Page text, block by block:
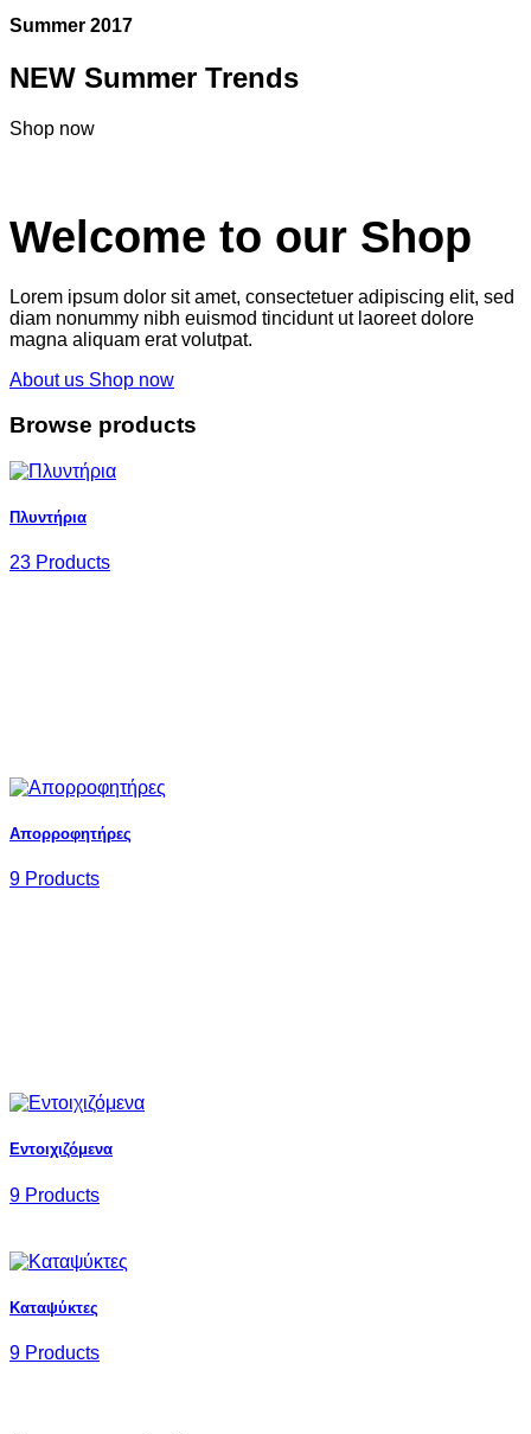
Summer 2017
NEW Summer Trends
Shop now
Welcome to our Shop
Lorem ipsum dolor sit amet, consectetuer adipiscing elit, sed
diam nonummy nibh euismod tincidunt ut laoreet dolore
magna aliquam erat volutpat.
About us Shop now
Browse products
Πλυντήρια
23 Products
Απορροφητήρες
9 Products
Εντoιχιζόμενα
9 Products
Καταψύκτες
9 Products